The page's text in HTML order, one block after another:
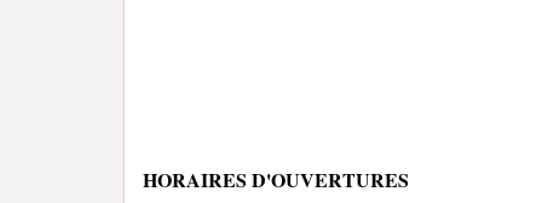
HORAIRES D'OUVERTURES